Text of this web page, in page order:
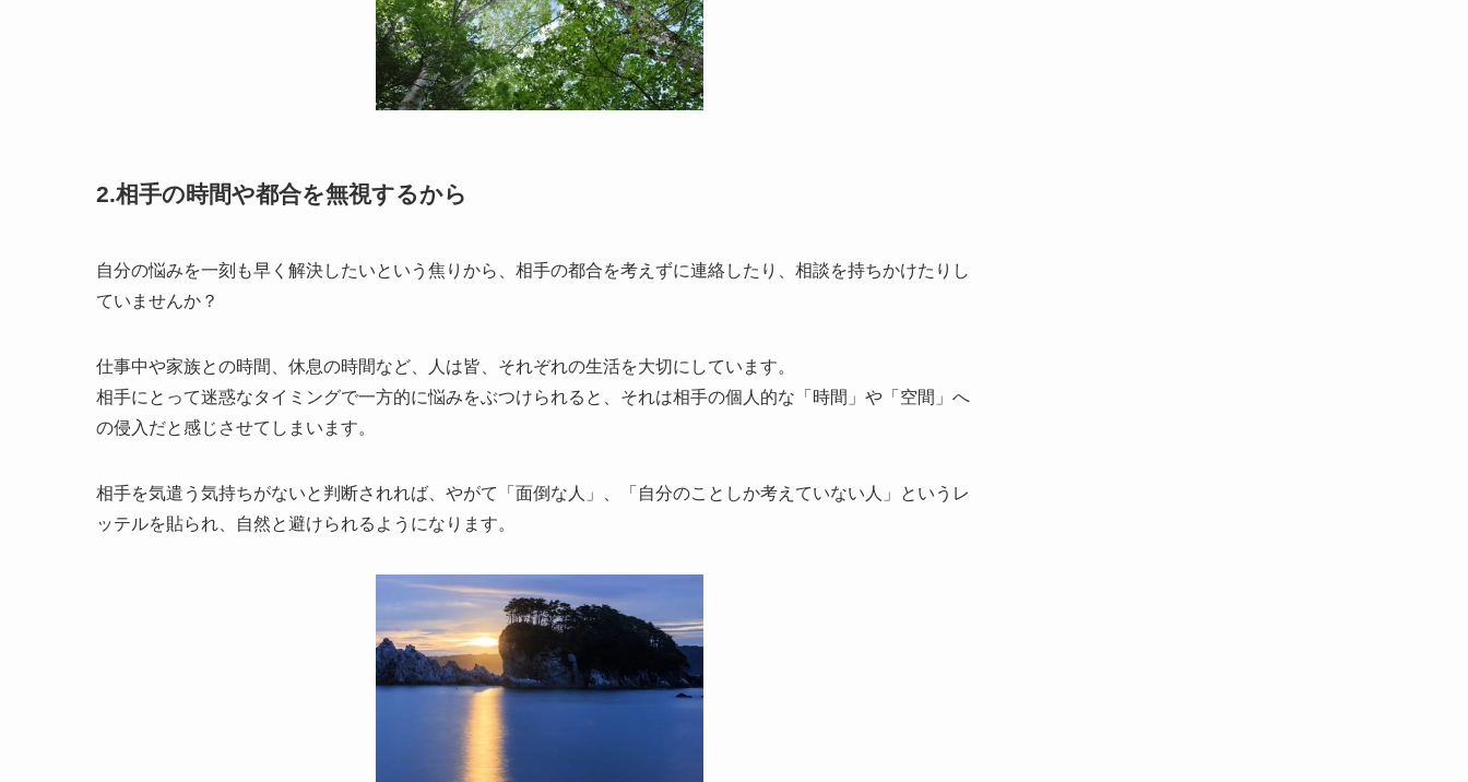
2.相手の時間や都合を無視するから
自分の悩みを一刻も早く解決したいという焦りから、相手の都合を考えずに連絡したり、相談を持ちかけたりし
ていませんか？
仕事中や家族との時間、休息の時間など、人は皆、それぞれの生活を大切にしています。
相手にとって迷惑なタイミングで一方的に悩みをぶつけられると、それは相手の個人的な「時間」や「空間」へ
の侵入だと感じさせてしまいます。
相手を気遣う気持ちがないと判断されれば、やがて「面倒な人」、「自分のことしか考えていない人」というレ
ッテルを貼られ、自然と避けられるようになります。